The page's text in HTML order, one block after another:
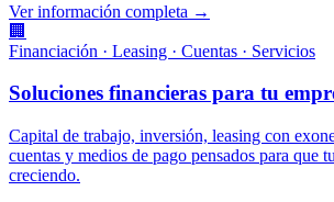
Ver información completa →
🏢
Financiación · Leasing · Cuentas · Servicios
Soluciones financieras para tu
Capital de trabajo, inversión, leasing con
cuentas y medios de pago pensados para que
creciendo.